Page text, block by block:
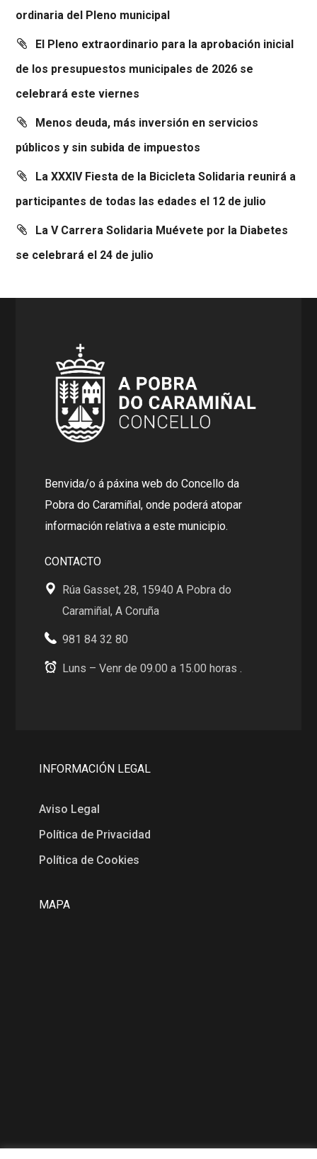
ordinaria del Pleno municipal
El Pleno extraordinario para la aprobación inicial
de los presupuestos municipales de 2026 se
celebrará este viernes
Menos deuda, más inversión en servicios
públicos y sin subida de impuestos
La XXXIV Fiesta de la Bicicleta Solidaria reunirá a
participantes de todas las edades el 12 de julio
La V Carrera Solidaria Muévete por la Diabetes
se celebrará el 24 de julio
Benvida/o á páxina web do Concello da
Pobra do Caramiñal, onde poderá atopar
información relativa a este municipio.
CONTACTO
Rúa Gasset, 28, 15940 A Pobra do
Caramiñal, A Coruña
981 84 32 80
Luns – Venr de 09.00 a 15.00 horas .
INFORMACIÓN LEGAL
Aviso Legal
Política de Privacidad
Política de Cookies
MAPA